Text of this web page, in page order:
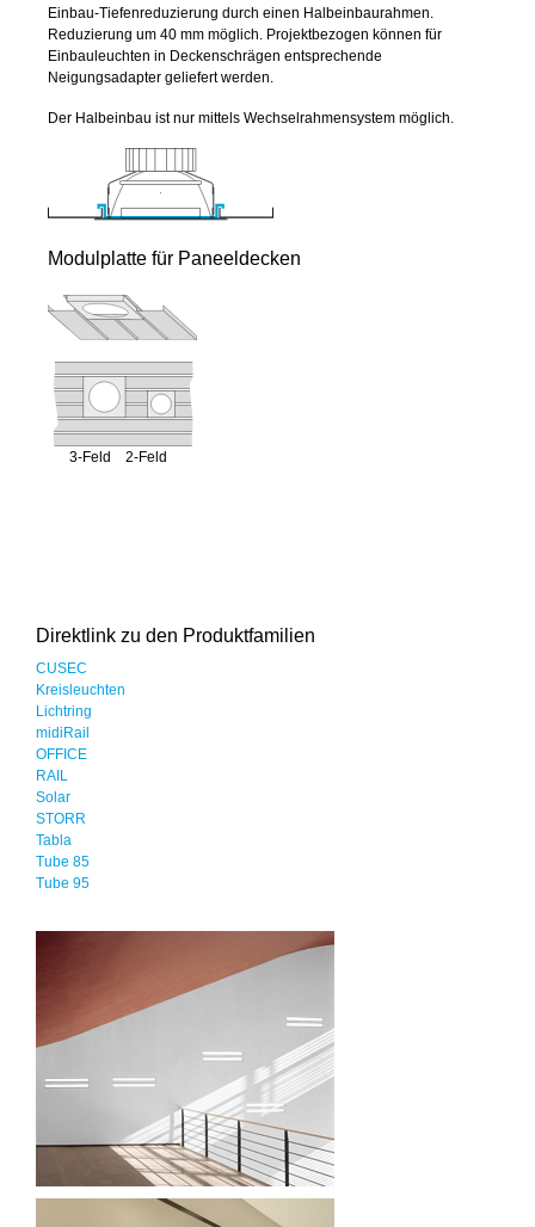
Einbau-Tiefenreduzierung durch einen Halbeinbaurahmen.
Reduzierung um 40 mm möglich. Projektbezogen können für
Einbauleuchten in Deckenschrägen entsprechende
Neigungsadapter geliefert werden.
Der Halbeinbau ist nur mittels Wechselrahmensystem möglich.
Modulplatte für Paneeldecken
3-Feld 2-Feld
Direktlink zu den Produktfamilien
CUSEC
Kreisleuchten
Lichtring
midiRail
OFFICE
RAIL
Solar
STORR
Tabla
Tube 85
Tube 95